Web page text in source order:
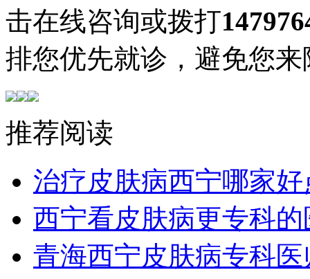
击在线咨询或拨打
排您优先就诊，避免您
推荐阅读
治疗皮肤病西宁哪家好
西宁看皮肤病更专科的
青海西宁皮肤病专科